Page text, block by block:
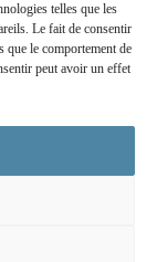
telles que les
Le fait de consentir
que le comportement de
peut avoir un effet